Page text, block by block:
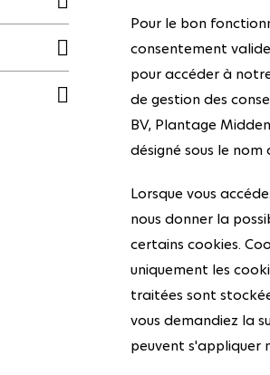
Pour le bon
consentement
pour accéder à
de gestion des
BV, Plantage
désigné sous le nom
Lorsque vous
nous donner la
certains cookies.
uniquement les
traitées sont
vous demandiez la
peuvent s'appliquer